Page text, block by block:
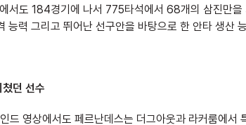
서도 184경기에 나서 775타석에서 68개의 삼진만을
능력 그리고 뛰어난 선구안을 바탕으로 한 안타 생산
던 선수
드 영상에서도 페르난데스는 더그아웃과 라커룸에서